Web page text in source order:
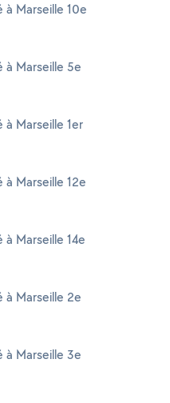
à Marseille 10e
à Marseille 5e
Marseille 1er
Marseille 12e
Marseille 14e
à Marseille 2e
à Marseille 3e